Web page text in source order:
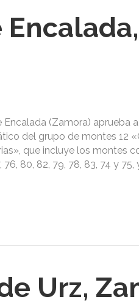
Encalada (Zamora) aprueba
del grupo de montes 12
que incluye los montes
76, 80, 82, 79, 78, 83, 74 y
Urz,